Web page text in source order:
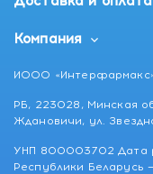
Компания
ИООО
РБ, 223028, Минская
Ждановичи, ул.
УНП 800003702 Дата
Республики Беларусь